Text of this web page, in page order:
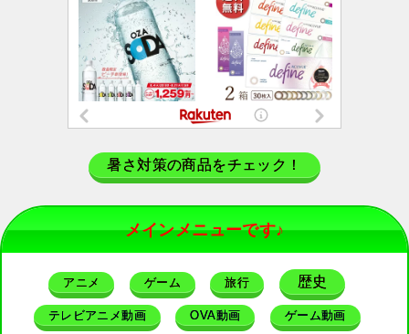
暑さ対策の商品をチェック！
メインメニューです♪
アニメ ゲーム 旅行 歴史
テレビアニメ動画 OVA動画 ゲーム動画